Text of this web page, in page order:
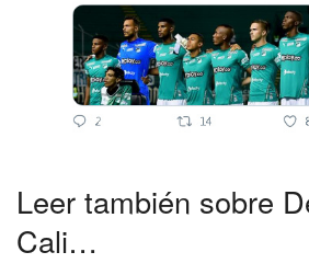
Leer también sobre
Cali…